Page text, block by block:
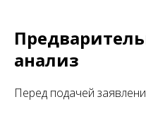
анализ
Перед подачей